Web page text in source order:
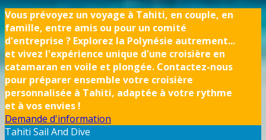
Vous prévoyez un voyage à Tahiti, en couple, en
famille, entre amis ou pour un comité
d'entreprise ? Explorez la Polynésie autrement...
et vivez l'expérience unique d'une croisière en
catamaran en voile et plongée. Contactez-nous
pour préparer ensemble votre croisière
personnalisée à Tahiti, adaptée à votre rythme
et à vos envies !
Demande d'information
Tahiti Sail And Dive